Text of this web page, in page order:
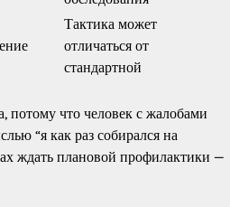
Тактика может
отличаться от
стандартной
потому что человек с жалобами
“я как раз собирался на
ждать плановой профилактики —